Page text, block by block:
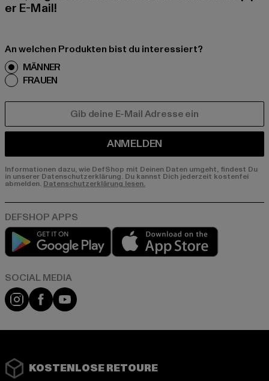
er E-Mail!
An welchen Produkten bist du interessiert?
MÄNNER
FRAUEN
ANMELDEN
Informationen dazu, wie DefShop mit Deinen Daten umgeht, findest Du
in unserer Datenschutzerklärung. Du kannst Dich jederzeit kostenfei
abmelden. Datenschutzerklärung lesen.
Play market
Instagram
FacebookYouTube
KOSTENLOSE RETOURE